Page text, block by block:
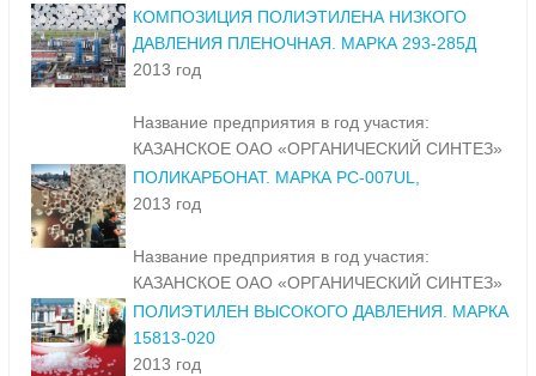
КОМПОЗИЦИЯ ПОЛИЭТИЛЕНА НИЗКОГО
ДАВЛЕНИЯ ПЛЕНОЧНАЯ. МАРКА 293-285Д
2013 год
Название предприятия в год участия:
КАЗАНСКОЕ ОАО «ОРГАНИЧЕСКИЙ СИНТЕЗ»
ПОЛИКАРБОНАТ. МАРКА PC-007UL,
2013 год
Название предприятия в год участия:
КАЗАНСКОЕ ОАО «ОРГАНИЧЕСКИЙ СИНТЕЗ»
ПОЛИЭТИЛЕН ВЫСОКОГО ДАВЛЕНИЯ. МАРКА
15813-020
2013 год